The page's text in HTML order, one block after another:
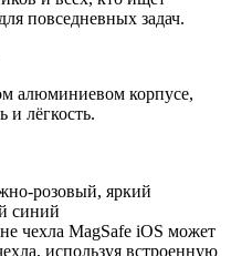
повседневных задач.
алюминиевом корпусе,
и лёгкость.
розовый, яркий
синий
чехла MagSafe iOS может
используя встроенную